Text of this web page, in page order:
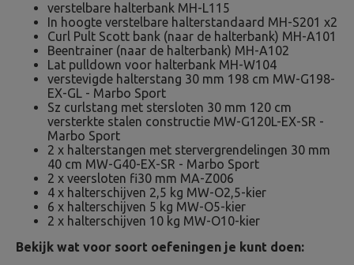
verstelbare halterbank MH-L115
In hoogte verstelbare halterstandaard MH-S201 x2
Curl Pult Scott bank (naar de halterbank) MH-A101
Beentrainer (naar de halterbank) MH-A102
Lat pulldown voor halterbank MH-W104
verstevigde halterstang 30 mm 198 cm MW-G198-
EX-GL - Marbo Sport
Sz curlstang met stersloten 30 mm 120 cm
versterkte stalen constructie MW-G120L-EX-SR -
Marbo Sport
2 x halterstangen met stervergrendelingen 30 mm
40 cm MW-G40-EX-SR - Marbo Sport
2 x veersloten fi30 mm MA-Z006
4 x halterschijven 2,5 kg MW-O2,5-kier
6 x halterschijven 5 kg MW-O5-kier
2 x halterschijven 10 kg MW-O10-kier
Bekijk wat voor soort oefeningen je kunt doen: